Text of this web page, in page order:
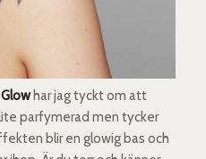
har jag tyckt om att
parfymerad men tycker
blir en glowig bas och